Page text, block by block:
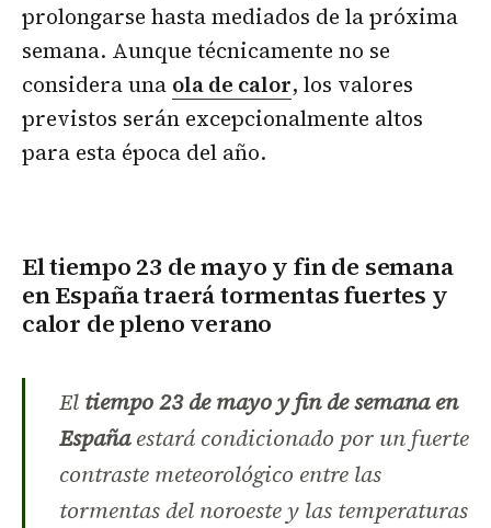
prolongarse hasta mediados de la próxima
semana. Aunque técnicamente no se
considera una ola de calor, los valores
previstos serán excepcionalmente altos
para esta época del año.
El tiempo 23 de mayo y fin de semana
en España traerá tormentas fuertes y
calor de pleno verano
El tiempo 23 de mayo y fin de semana en
Españaestará condicionado por un fuerte
contraste meteorológico entre las
tormentas del noroeste y las temperaturas